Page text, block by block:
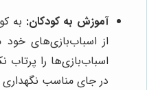
آموزش به کودکان: به
از اسباب‌بازی‌های خود
اسباب‌بازی‌ها را پرتاب
در جای مناسب نگهداری